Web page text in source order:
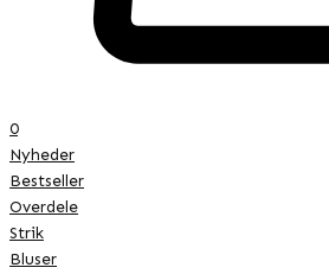
0
Nyheder
Bestseller
Overdele
Strik
Bluser